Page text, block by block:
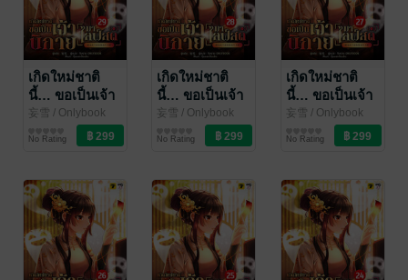
เกิดใหม่ชาติ
นี้… ขอเป็นเจ้า
นิกายมาไลฟ์สด
妄雪 / Onlybook
นิยายแฟนตาซี
No Rating
เกิดใหม่ชาติ
นี้… ขอเป็นเจ้า
นิกายมาไลฟ์สด
妄雪 / Onlybook
นิยายแฟนตาซี
No Rating
เกิดใหม่ชาติ
นี้… ขอเป็นเจ้า
นิกายมาไลฟ์สด
妄雪 / Onlybook
นิยายแฟนตาซี
No Rating